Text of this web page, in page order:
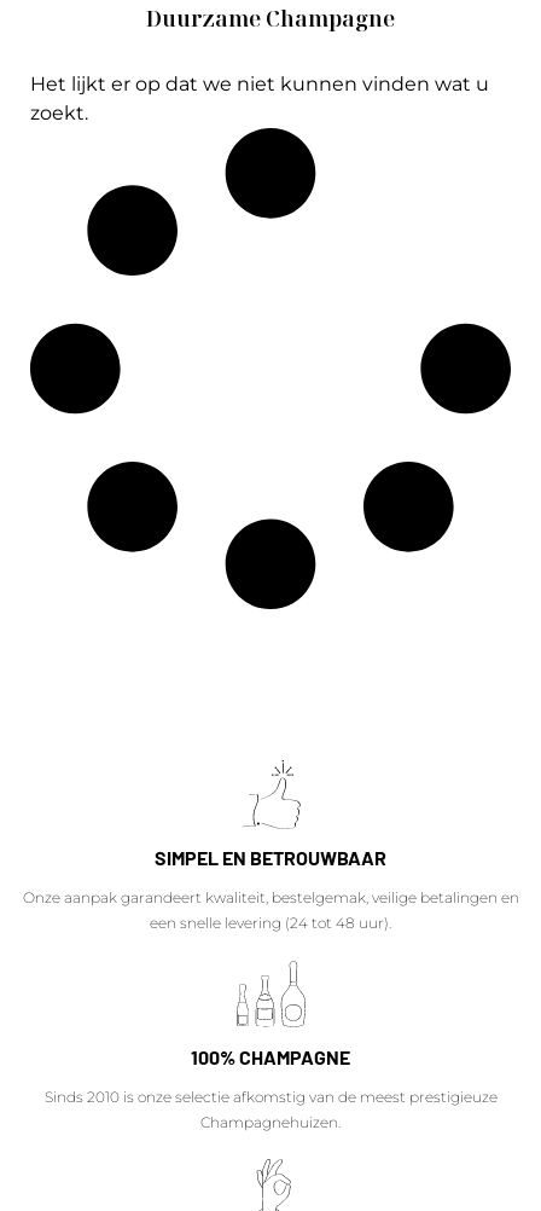
Duurzame Champagne
Het lijkt er op dat we niet kunnen vinden wat u
zoekt.
SIMPEL EN BETROUWBAAR
Onze aanpak garandeert kwaliteit, bestelgemak, veilige betalingen en
een snelle levering (24 tot 48 uur).
100% CHAMPAGNE
Sinds 2010 is onze selectie afkomstig van de meest prestigieuze
Champagnehuizen.